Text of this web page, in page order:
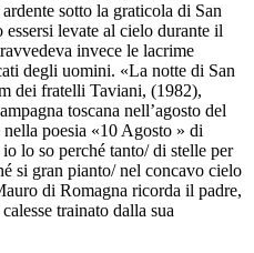
sotto la graticola di San
levate al cielo durante il
invece le lacrime
degli uomini. «La notte di San
dei fratelli Taviani, (1982),
toscana nell’agosto del
poesia «10 Agosto » di
lo so perché tanto/ di stelle per
si gran pianto/ nel concavo cielo
di Romagna ricorda il padre,
trainato dalla sua